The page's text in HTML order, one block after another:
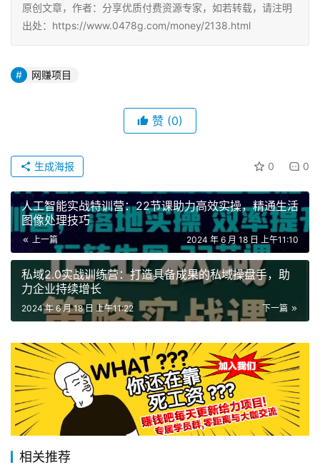
原创文章，作者：分享优质付费资源专家，如若转载，请注明
出处：https://www.0478g.com/money/2138.html
网赚项目
赞 (0)
0 0
生成海报
人工智能实战特训营：22节课助力高效实操，精通生活
图像处理技巧
上一篇 2024 年 6 月 18 日 上午11:10
私域2.0实战训练营：打造具备成果的私域操盘手，助
力企业持续增长
下一篇
2024 年 6 月 18 日 上午11:22
相关推荐